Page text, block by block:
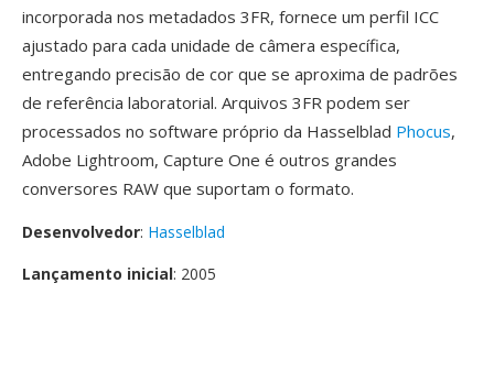
incorporada nos metadados 3FR, fornece um perfil ICC
ajustado para cada unidade de câmera específica,
entregando precisão de cor que se aproxima de padrões
de referência laboratorial. Arquivos 3FR podem ser
processados no software próprio da Hasselblad Phocus,
Adobe Lightroom, Capture One é outros grandes
conversores RAW que suportam o formato.
Desenvolvedor: Hasselblad
Lançamento inicial: 2005